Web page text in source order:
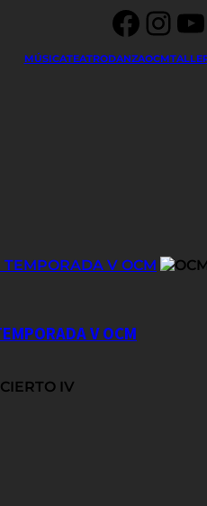
MÚSICATEATRODANZAOCM
TEMPORADA V OCM
V OCM